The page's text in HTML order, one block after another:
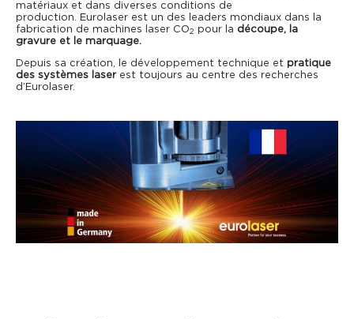
Consommables
Formations
Actualités
matériaux et dans diverses conditions de
production. Eurolaser est un des leaders mondiaux dans la
fabrication de machines laser CO2 pour la découpe, la
gravure et le marquage.
Depuis sa création, le développement technique et pratique
des systèmes laserest toujours au centre des recherches
d’Eurolaser.